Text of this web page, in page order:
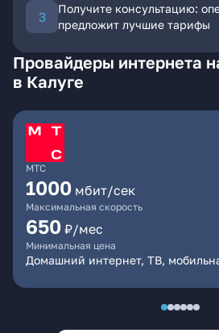
Получите консультацию:
предложит лучшие тарифы
Провайдеры интернета
в Калуге
МТС
1000 мбит/сек
Максимальная скорость
650 ₽/мес
Минимальная цена
Домашний интернет, ТВ,